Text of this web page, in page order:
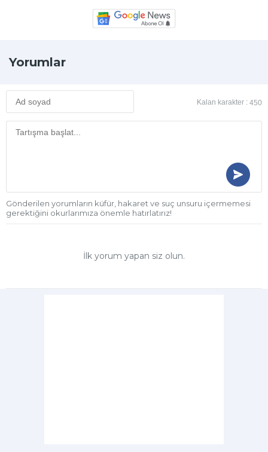
Yorumlar
Kalan karakter : 450
Gönderilen yorumların küfür, hakaret ve suç unsuru içermemesi
gerektiğini okurlarımıza önemle hatırlatırız!
İlk yorum yapan siz olun.